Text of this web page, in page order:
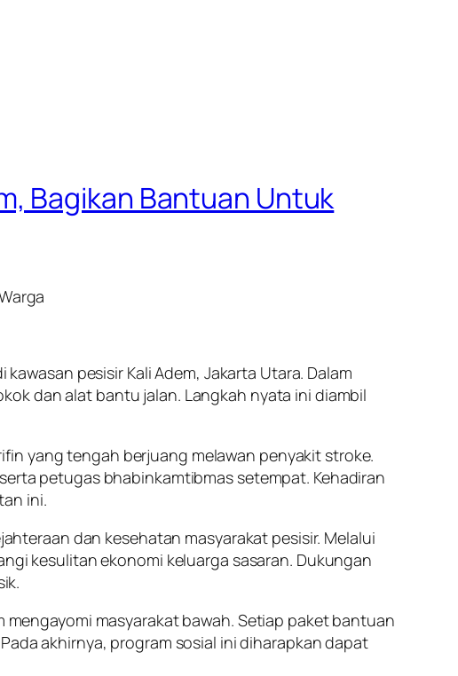
Bagikan Bantuan Untuk
pesisir Kali Adem, Jakarta Utara. Dalam
dan alat bantu jalan. Langkah nyata ini diambil
yang tengah berjuang melawan penyakit stroke.
petugas bhabinkamtibmas setempat. Kehadiran
ini.
dan kesehatan masyarakat pesisir. Melalui
kesulitan ekonomi keluarga sasaran. Dukungan
masyarakat bawah. Setiap paket bantuan
akhirnya, program sosial ini diharapkan dapat